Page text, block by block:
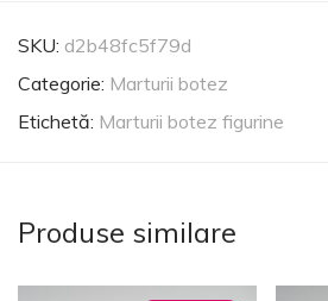
SKU: d2b48fc5f79d
Categorie: Marturii botez
Etichetă: Marturii botez figurine
Produse similare